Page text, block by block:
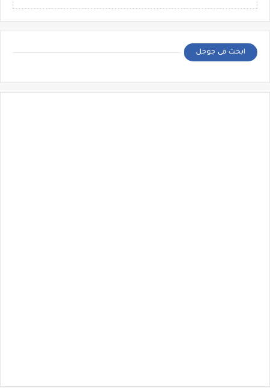
ابحث فى جوجل